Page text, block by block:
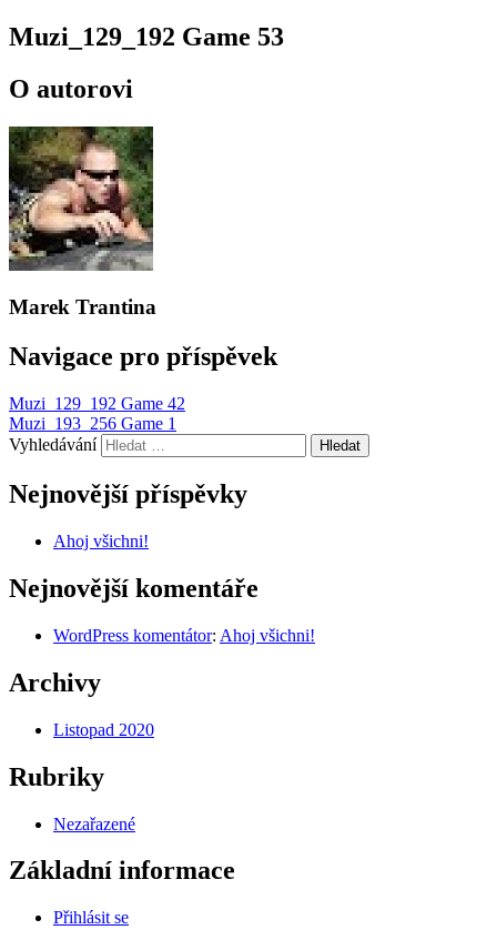
Muzi_129_192 Game 53
O autorovi
Marek Trantina
Navigace pro příspěvek
Muzi_129_192 Game 42
Muzi_193_256 Game 1
Vyhledávání
Nejnovější příspěvky
Ahoj všichni!
Nejnovější komentáře
WordPress komentátor: Ahoj všichni!
Archivy
Listopad 2020
Rubriky
Nezařazené
Základní informace
Přihlásit se